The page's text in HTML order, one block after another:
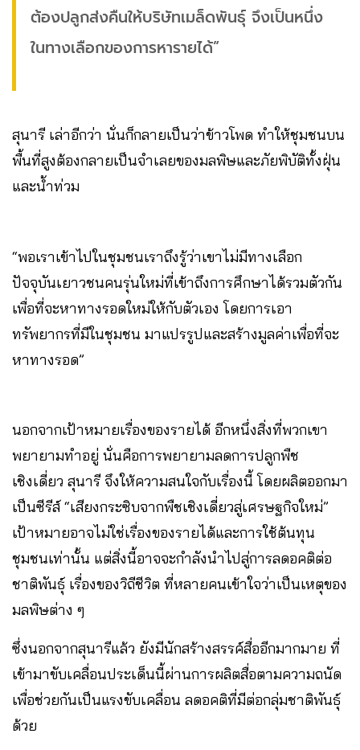
ต้องปลูกส่งคืนให้บริษัทเมล็ดพันธุ์ จึงเป็นหนึ่ง
ในทางเลือกของการหารายได้”
สุนารี เล่าอีกว่า นั่นก็กลายเป็นว่าข้าวโพด ทำให้ชุมชนบน
พื้นที่สูงต้องกลายเป็นจำเลยของมลพิษและภัยพิบัติทั้งฝุ่น
และน้ำท่วม
“พอเราเข้าไปในชุมชนเราถึงรู้ว่าเขาไม่มีทางเลือก
ปัจจุบันเยาวชนคนรุ่นใหม่ที่เข้าถึงการศึกษาได้รวมตัวกัน
เพื่อที่จะหาทางรอดใหม่ให้กับตัวเอง โดยการเอา
ทรัพยากรที่มีในชุมชน มาแปรรูปและสร้างมูลค่าเพื่อที่จะ
หาทางรอด”
นอกจากเป้าหมายเรื่องของรายได้ อีกหนึ่งสิ่งที่พวกเขา
พยายามทำอยู่ นั่นคือการพยายามลดการปลูกพืช
เชิงเดี่ยว สุนารี จึงให้ความสนใจกับเรื่องนี้ โดยผลิตออกมา
เป็นซีรีส์ “เสียงกระซิบจากพืชเชิงเดี่ยวสู่เศรษฐกิจใหม่”
เป้าหมายอาจไม่ใช่เรื่องของรายได้และการใช้ต้นทุน
ชุมชนเท่านั้น แต่สิ่งนี้อาจจะกำลังนำไปสู่การลดอคติต่อ
ชาติพันธุ์ เรื่องของวิถีชีวิต ที่หลายคนเข้าใจว่าเป็นเหตุของ
มลพิษต่าง ๆ
ซึ่งนอกจากสุนารีแล้ว ยังมีนักสร้างสรรค์สื่ออีกมากมาย ที่
เข้ามาขับเคลื่อนประเด็นนี้ผ่านการผลิตสื่อตามความถนัด
เพื่อช่วยกันเป็นแรงขับเคลื่อน ลดอคติที่มีต่อกลุ่มชาติพันธุ์
ด้วย